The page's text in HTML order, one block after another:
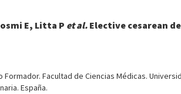
E, Litta P et al.Elective cesarean
Facultad de Ciencias Médicas.
España.